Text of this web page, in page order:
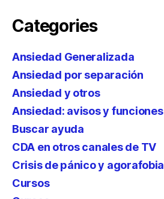
Categories
Ansiedad Generalizada
Ansiedad por separación
Ansiedad y otros
Ansiedad: avisos y funciones
Buscar ayuda
CDA en otros canales de TV
Crisis de pánico y agorafobia
Cursos